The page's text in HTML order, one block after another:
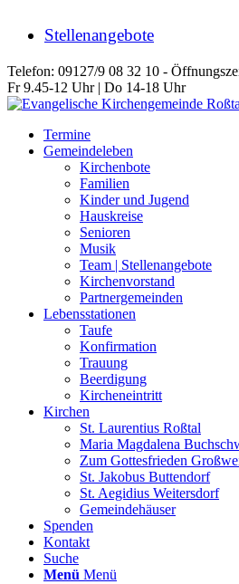
Stellenangebote
Telefon: 09127/9 08 32 10 -
Fr 9.45-12 Uhr | Do 14-18 Uhr
Termine
Gemeindeleben
Kirchenbote
Familien
Kinder und Jugend
Hauskreise
Senioren
Musik
Team | Stellenangebote
Kirchenvorstand
Partnergemeinden
Lebensstationen
Taufe
Konfirmation
Trauung
Beerdigung
Kircheneintritt
Kirchen
St. Laurentius Roßtal
Maria Magdalena
Zum Gottesfrieden
St. Jakobus Buttendorf
St. Aegidius Weitersdorf
Gemeindehäuser
Spenden
Kontakt
Suche
Menü Menü